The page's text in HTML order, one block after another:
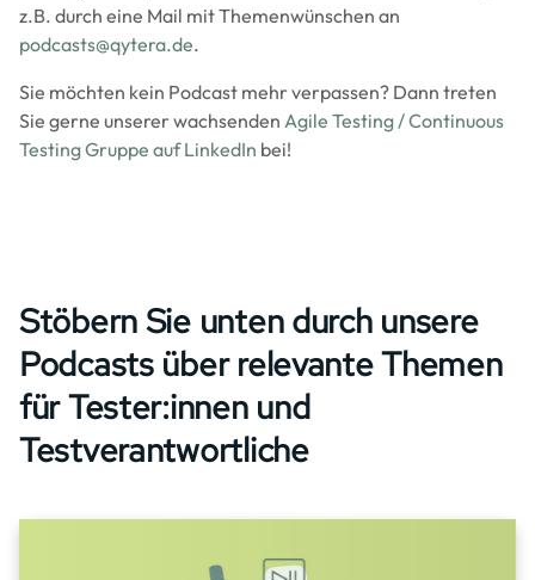
z.B. durch eine Mail mit Themenwünschen an
podcasts@qytera.de.
Sie möchten kein Podcast mehr verpassen? Dann treten
Sie gerne unserer wachsenden Agile Testing / Continuous
Testing Gruppe auf LinkedIn bei!
Stöbern Sie unten durch unsere
Podcasts über relevante Themen
für Tester:innen und
Testverantwortliche